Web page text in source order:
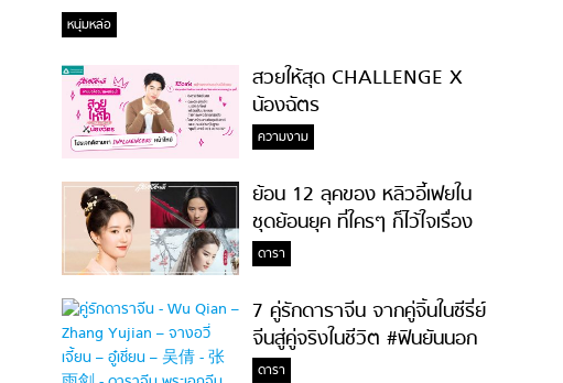
หนุ่มหล่อ
สวยให้สุด CHALLENGE X
น้องฉัตร
ความงาม
ย้อน 12 ลุคของ หลิวอี้เฟยใน
ชุดย้อนยุค ที่ใครๆ ก็ไว้ใจเรื่อง
ความสวย!
ดารา
7 คู่รักดาราจีน จากคู่จิ้นในซีรี่ย์
จีนสู่คู่จริงในชีวิต #ฟินยันนอก
จอ
ดารา